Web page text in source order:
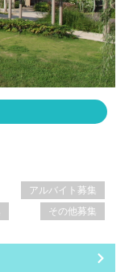
アルバイト募集
その他募集